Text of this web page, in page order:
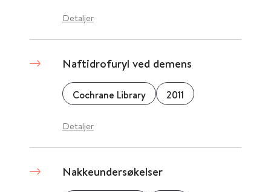
Detaljer
Naftidrofuryl ved demens
Cochrane Library 2011
Detaljer
Nakkeundersøkelser